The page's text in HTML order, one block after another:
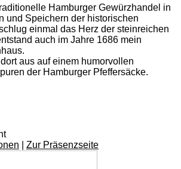
Hamburger Gewürzhandel in
und Speichern der historischen
einmal das Herz der steinreichen
auch im Jahre 1686 mein
aus auf einem humorvollen
der Hamburger Pfeffersäcke.
Zur Präsenzseite